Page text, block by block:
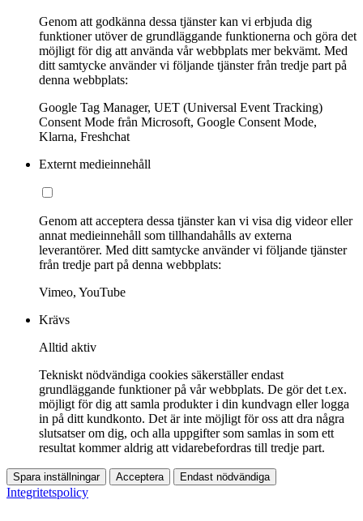
Genom att godkänna dessa tjänster kan vi erbjuda dig
funktioner utöver de grundläggande funktionerna och göra det
möjligt för dig att använda vår webbplats mer bekvämt. Med
ditt samtycke använder vi följande tjänster från tredje part på
denna webbplats:
Google Tag Manager, UET (Universal Event Tracking)
Consent Mode från Microsoft, Google Consent Mode,
Klarna, Freshchat
Externt medieinnehåll
Genom att acceptera dessa tjänster kan vi visa dig videor eller
annat medieinnehåll som tillhandahålls av externa
leverantörer. Med ditt samtycke använder vi följande tjänster
från tredje part på denna webbplats:
Vimeo, YouTube
Krävs
Alltid aktiv
Tekniskt nödvändiga cookies säkerställer endast
grundläggande funktioner på vår webbplats. De gör det t.ex.
möjligt för dig att samla produkter i din kundvagn eller logga
in på ditt kundkonto. Det är inte möjligt för oss att dra några
slutsatser om dig, och alla uppgifter som samlas in som ett
resultat kommer aldrig att vidarebefordras till tredje part.
Spara inställningar Acceptera Endast nödvändiga
Integritetspolicy